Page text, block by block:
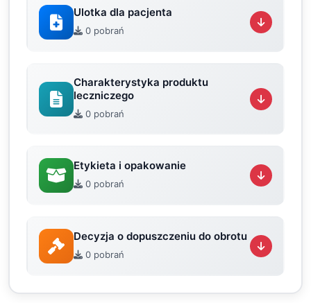
Ulotka dla pacjenta
0 pobrań
Charakterystyka produktu
leczniczego
0 pobrań
Etykieta i opakowanie
0 pobrań
Decyzja o dopuszczeniu do obrotu
0 pobrań